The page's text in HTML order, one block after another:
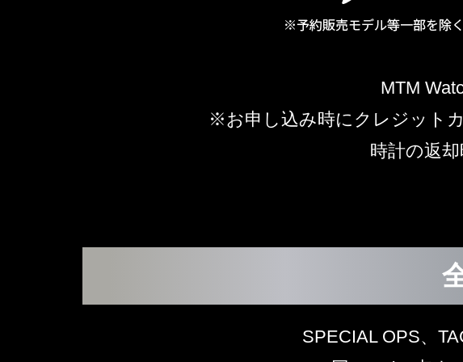
MTM
※お申し込み時にクレジット
時計の返
SPECIAL OPS、